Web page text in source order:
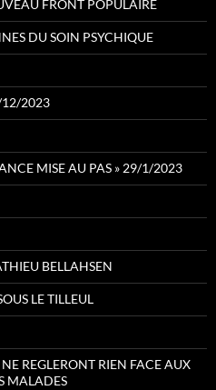
FRONT POPULAIRE
DU SOIN PSYCHIQUE
2023
MISE AU PAS » 29/1/2023
BELLAHSEN
LE TILLEUL
REGLERONT RIEN FACE AUX
MALADES